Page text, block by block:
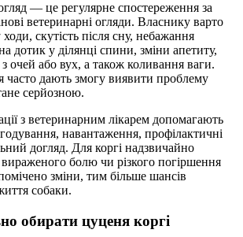
— це регулярне спостереження за
ветеринарні огляди. Власнику варто
скутість після сну, небажання
дотик у ділянці спини, зміни апетиту,
очей або вух, а також коливання ваги.
часто дають змогу виявити проблему
серйозною.
з ветеринарним лікарем допомагають
навантаження, профілактичні
догляд. Для коргі надзвичайно
болю чи різкого погіршення
зміни, тим більше шансів
собаки.
обирати цуценя коргі